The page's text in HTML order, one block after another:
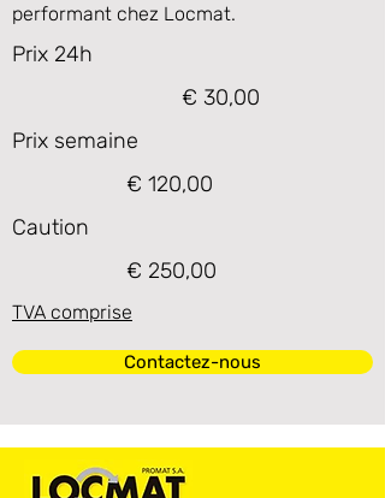
performant chez Locmat.
Prix 24h
€ 30,00
Prix semaine
€ 120,00
Caution
€ 250,00
TVA comprise
Contactez-nous